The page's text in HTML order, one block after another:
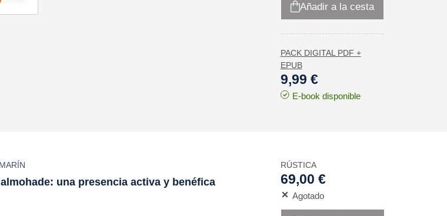
Añadir a la cesta
PACK DIGITAL PDF +
EPUB
9,99 €
E-book disponible
una presencia activa y benéfica
RÚSTICA
69,00 €
Agotado